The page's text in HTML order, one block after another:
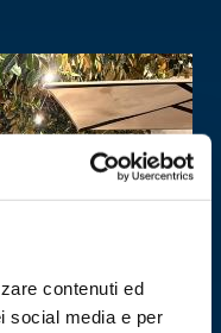
contenuti ed
social media e per